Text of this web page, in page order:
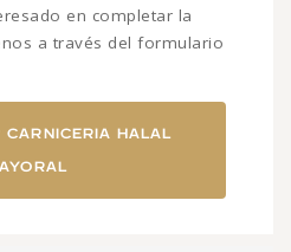
en completar la
a través del formulario
HALAL